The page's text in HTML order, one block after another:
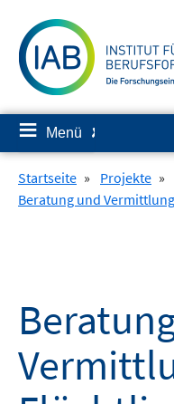
zum
Inhalt
≡ Menü ✘
Startseite » Projekte »
Beratung und